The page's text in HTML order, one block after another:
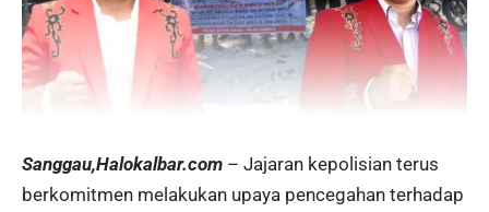
Sanggau,Halokalbar.com – Jajaran kepolisian terus
berkomitmen melakukan upaya pencegahan terhadap